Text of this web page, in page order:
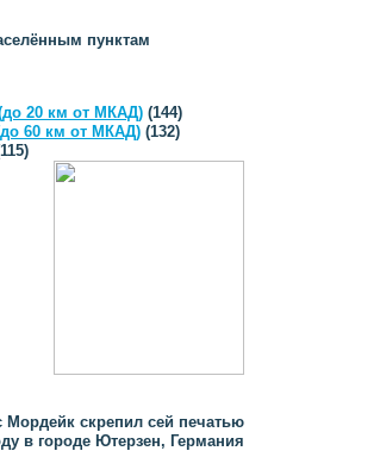
пунктам
20 км от МКАД) (144)
60 км от МКАД) (132)
Мордейк скрепил сей печатью
в городе Ютерзен, Германия